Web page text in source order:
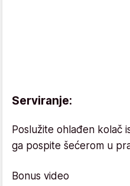
Serviranje:
Poslužite ohlađen kolač
ga pospite šećerom u
Bonus video